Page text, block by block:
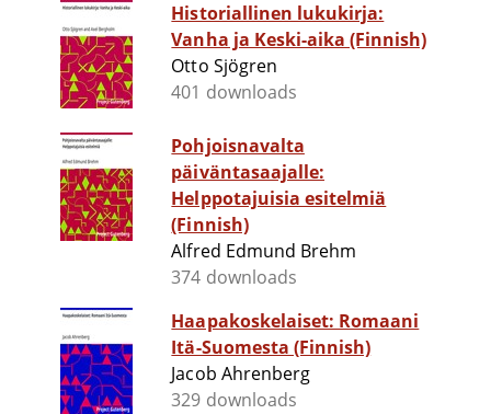
Historiallinen lukukirja:
Vanha ja Keski-aika (Finnish)
Otto Sjögren
401 downloads
Pohjoisnavalta
päiväntasaajalle:
Helppotajuisia esitelmiä
(Finnish)
Alfred Edmund Brehm
374 downloads
Haapakoskelaiset: Romaani
Itä-Suomesta (Finnish)
Jacob Ahrenberg
329 downloads